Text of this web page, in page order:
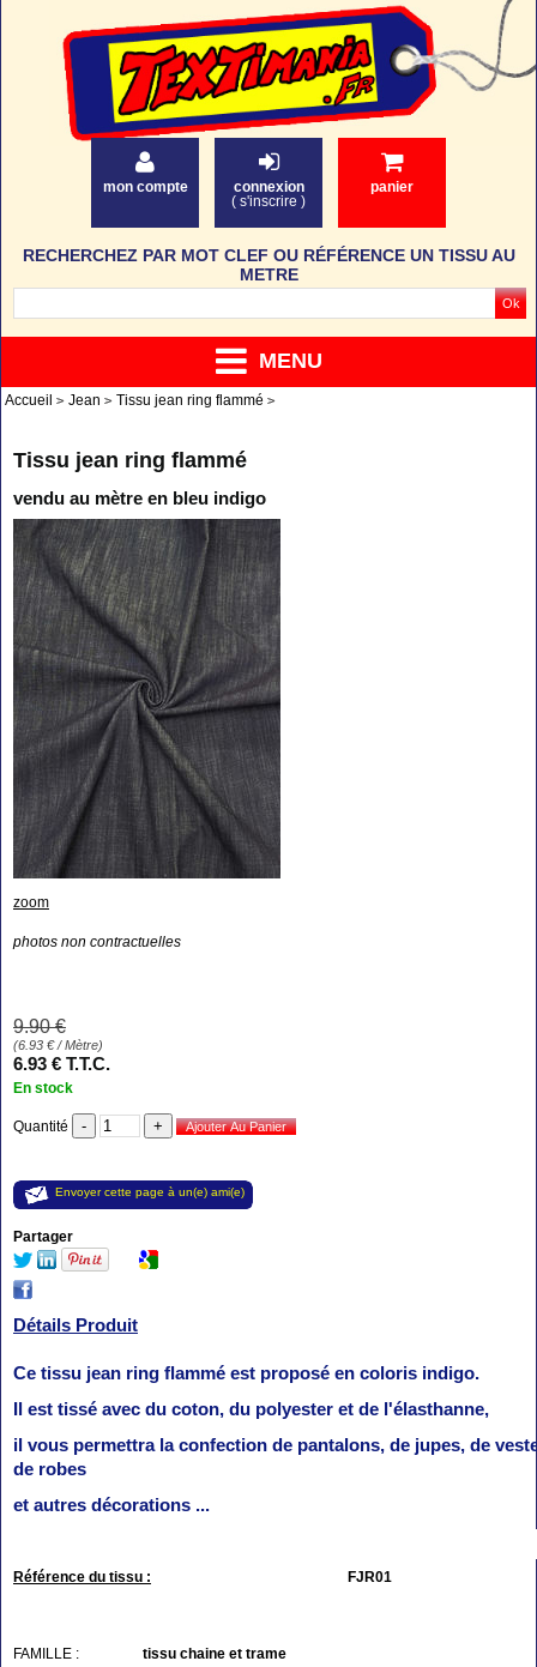
mon compte
connexion
( s'inscrire )
panier
MENU
RECHERCHEZ PAR MOT CLEF OU RÉFÉRENCE UN TISSU AU
METRE
Accueil Jean Tissu jean ring flammé
Tissu jean ring flammé
vendu au mètre en bleu indigo
zoom
photos non contractuelles
9.90 €
(6.93 €/ Mètre)
6.93 € T.T.C.
En stock
Quantité
Envoyer cette page à un(e) ami(e)
Partager
Détails Produit
Ce tissu jean ring flammé est proposé en coloris indigo.
Il est tissé avec du coton, du polyester et de l'élasthanne,
il vous permettra la confection de pantalons, de jupes, de
de robes
et autres décorations ...
Référence du tissu : FJR01
FAMILLE :
tissu chaine et trame